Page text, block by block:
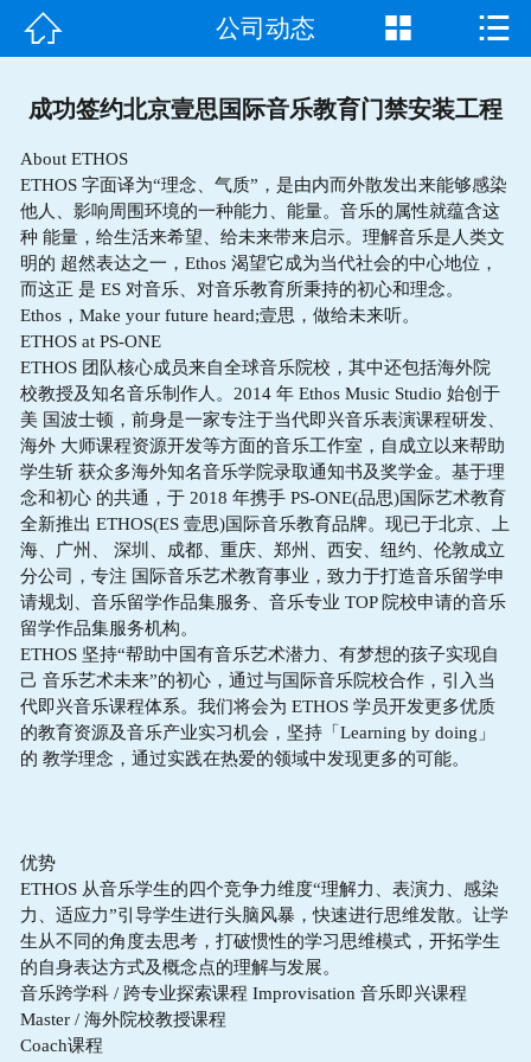
首页
成功案例
新闻资讯
客户见证
联系我们
 公司动态  
成功签约北京壹思国际音乐教育门禁安装工程
About ETHOS
ETHOS 字面译为“理念、气质”，是由内而外散发出来能够感染
他人、影响周围环境的一种能力、能量。音乐的属性就蕴含这
种 能量，给生活来希望、给未来带来启示。理解音乐是人类文
明的 超然表达之一，Ethos 渴望它成为当代社会的中心地位，
而这正 是 ES 对音乐、对音乐教育所秉持的初心和理念。
Ethos，Make your future heard;壹思，做给未来听。
ETHOS at PS-ONE
ETHOS 团队核心成员来自全球音乐院校，其中还包括海外院
校教授及知名音乐制作人。2014 年 Ethos Music Studio 始创于
美 国波士顿，前身是一家专注于当代即兴音乐表演课程研发、
海外 大师课程资源开发等方面的音乐工作室，自成立以来帮助
学生斩 获众多海外知名音乐学院录取通知书及奖学金。基于理
念和初心 的共通，于 2018 年携手 PS-ONE(品思)国际艺术教育
全新推出 ETHOS(ES 壹思)国际音乐教育品牌。现已于北京、上
海、广州、 深圳、成都、重庆、郑州、西安、纽约、伦敦成立
分公司，专注 国际音乐艺术教育事业，致力于打造音乐留学申
请规划、音乐留学作品集服务、音乐专业 TOP 院校申请的音乐
留学作品集服务机构。
ETHOS 坚持“帮助中国有音乐艺术潜力、有梦想的孩子实现自
己 音乐艺术未来”的初心，通过与国际音乐院校合作，引入当
代即兴音乐课程体系。我们将会为 ETHOS 学员开发更多优质
的教育资源及音乐产业实习机会，坚持「Learning by doing」
的 教学理念，通过实践在热爱的领域中发现更多的可能。
优势
ETHOS 从音乐学生的四个竞争力维度“理解力、表演力、感染
力、适应力”引导学生进行头脑风暴，快速进行思维发散。让学
生从不同的角度去思考，打破惯性的学习思维模式，开拓学生
的自身表达方式及概念点的理解与发展。
音乐跨学科 / 跨专业探索课程 Improvisation 音乐即兴课程
Master / 海外院校教授课程
Coach课程